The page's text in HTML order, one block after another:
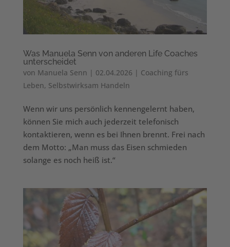
Was Manuela Senn von anderen Life Coaches
unterscheidet
von Manuela Senn | 02.04.2026 | Coaching fürs
Leben, Selbstwirksam Handeln
Wenn wir uns persönlich kennengelernt haben,
können Sie mich auch jederzeit telefonisch
kontaktieren, wenn es bei Ihnen brennt. Frei nach
dem Motto: „Man muss das Eisen schmieden
solange es noch heiß ist.“